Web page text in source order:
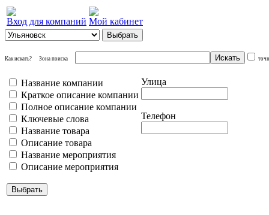
Вход для компаний Мой кабинет
Как искать? Зона поиска
Название компании
Краткое описание компании
Полное описание компании
Ключевые слова
Название товара
Описание товара
Название мероприятия
Описание мероприятия
Улица
Телефон